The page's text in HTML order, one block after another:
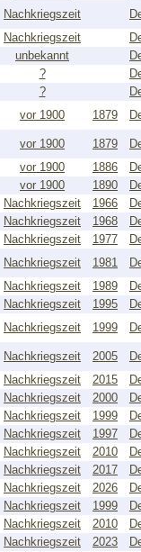
Nachkriegszeit
Nachkriegszeit
unbekannt
?
?
vor 1900 1879
vor 1900 1879
vor 1900 1886
vor 1900 1890
Nachkriegszeit 1966
Nachkriegszeit 1968
Nachkriegszeit 1977
Nachkriegszeit 1981
Nachkriegszeit 1989
Nachkriegszeit 1995
Nachkriegszeit 1999
Nachkriegszeit 2005
Nachkriegszeit 2015
Nachkriegszeit 2000
Nachkriegszeit 1999
Nachkriegszeit 1997
Nachkriegszeit 2010
Nachkriegszeit 2017
Nachkriegszeit 2026
Nachkriegszeit 1999
Nachkriegszeit 2010
Nachkriegszeit 2023